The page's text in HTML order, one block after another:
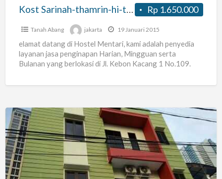
Rp 1.650.000
Kost Sarinah-thamrin-hi-tanah Abang Strategis Nyaman
Tanah Abang jakarta 19 Januari 2015
elamat datang di Hostel Mentari, kami adalah penyedia
layanan jasa penginapan Harian, Mingguan serta
Bulanan yang berlokasi di Jl. Kebon Kacang 1 No.109.
I
Residence
Kebon
Kacang